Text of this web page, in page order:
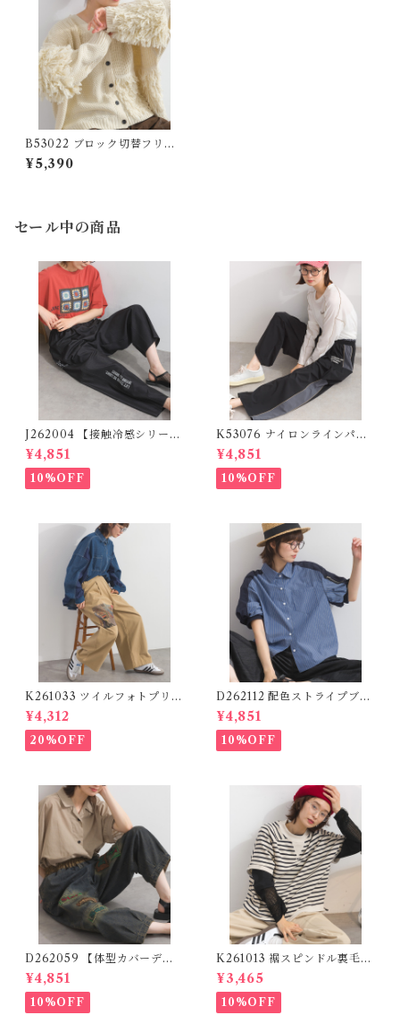
B53022 ブロック切替フリン
ジVネックカーディガン / Acr
ylic 5G 4PLY Block Panel F
¥5,390
セール中の商品
J262004 【接触冷感シリー
ズ】 ツイルワーク風ロゴパン
ツ / Cool Touch Twill Work
Logo Pants (残りわずか)
¥4,851
10%OFF
K53076 ナイロンラインパン
ツ / Nylon Line Pants (残り
わずか)
¥4,851
10%OFF
K261033 ツイルフォトプリン
トイージーテーパードパンツ /
Twill Photo Print Easy Tap
ered Pants
¥4,312
20%OFF
D262112 配色ストライプブラ
ウス / Color Block Stripe R
elaxed Blouse 【re-stock】
¥4,851
10%OFF
D262059 【体型カバーデニ
ムシリーズ】 パッチワークロ
ゴデニムパンツ / Patchwork
Logo Denim Pants
¥4,851
10%OFF
K261013 裾スピンドル裏毛カ
ットベスト / Drawstring He
m Sweat Cut Vest
¥3,465
10%OFF